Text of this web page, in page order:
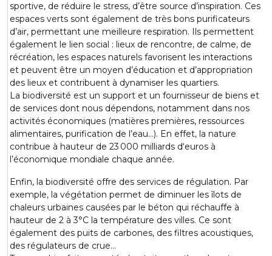
sportive, de réduire le stress, d’être source d’inspiration. Ces
espaces verts sont également de très bons purificateurs
d’air, permettant une meilleure respiration. Ils permettent
également le lien social : lieux de rencontre, de calme, de
récréation, les espaces naturels favorisent les interactions
et peuvent être un moyen d’éducation et d’appropriation
des lieux et contribuent à dynamiser les quartiers.
La biodiversité est un support et un fournisseur de biens et
de services dont nous dépendons, notamment dans nos
activités économiques (matières premières, ressources
alimentaires, purification de l’eau…). En effet, la nature
contribue à hauteur de 23 000 milliards d‘euros à
l’économique mondiale chaque année.
Enfin, la biodiversité offre des services de régulation. Par
exemple, la végétation permet de diminuer les îlots de
chaleurs urbaines causées par le béton qui réchauffe à
hauteur de 2 à 3°C la température des villes. Ce sont
également des puits de carbones, des filtres acoustiques,
des régulateurs de crue…